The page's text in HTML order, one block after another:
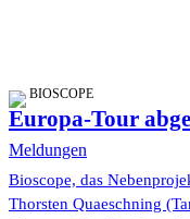
BIOSCOPE
Europa-Tour
Meldungen
Bioscope, das
Thorsten Quaeschning